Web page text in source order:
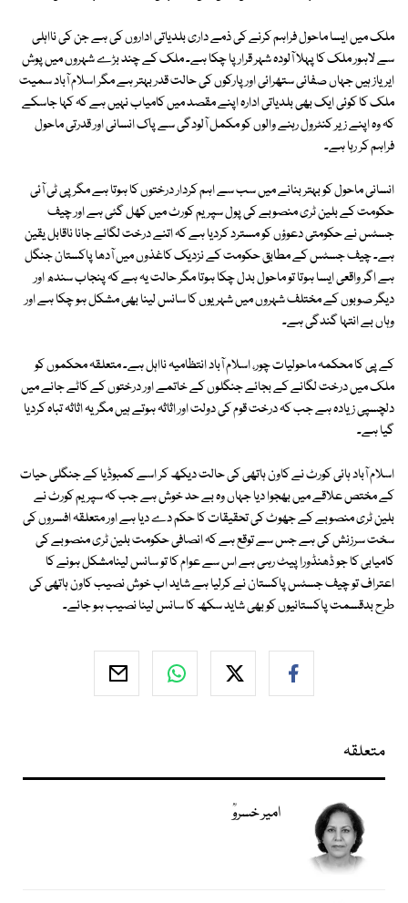
ملک میں ایسا ماحول فراہم کرنے کی ذمے داری بلدیاتی اداروں کی ہے جن کی نااہلی
سے لاہور ملک کا پہلا آلودہ شہر قرار پا چکا ہے۔ ملک کے چند بڑے شہروں میں پوش
ایریاز ہیں جہاں صفائی ستھرائی اور پارکوں کی حالت قدر بہتر ہے مگر اسلام آباد سمیت
ملک کا کوئی ایک بھی بلدیاتی ادارہ اپنے مقصد میں کامیاب نہیں ہے کہ کہا جاسکے
کہ وہ اپنے زیر کنٹرول رہنے والوں کو مکمل آلودگی سے پاک انسانی اور قدرتی ماحول
فراہم کر رہا ہے۔
انسانی ماحول کو بہتر بنانے میں سب سے اہم کردار درختوں کا ہوتا ہے مگر پی ٹی آئی
حکومت کے بلین ٹری منصوبے کی پول سپریم کورٹ میں کھل گئی ہے اور چیف
جسٹس نے حکومتی دعوؤں کو مسترد کردیا ہے کہ اتنے درخت لگائے جانا ناقابل یقین
ہے۔ چیف جسٹس کے مطابق حکومت کے نزدیک کاغذوں میں آدھا پاکستان جنگل
ہے اگر واقعی ایسا ہوتا تو ماحول بدل چکا ہوتا مگر حالت یہ ہے کہ پنجاب سندھ اور
دیگر صوبوں کے مختلف شہروں میں شہریوں کا سانس لینا بھی مشکل ہو چکا ہے اور
وہاں بے انتہا گندگی ہے۔
کے پی کا محکمہ ماحولیات چور، اسلام آباد انتظامیہ نااہل ہے۔ متعلقہ محکموں کو
ملک میں درخت لگانے کے بجائے جنگلوں کے خاتمے اور درختوں کے کاٹے جانے میں
دلچسپی زیادہ ہے جب کہ درخت قوم کی دولت اور اثاثہ ہوتے ہیں مگر یہ اثاثہ تباہ کردیا
گیا ہے۔
اسلام آباد ہائی کورٹ نے کاون ہاتھی کی حالت دیکھ کر اسے کمبوڈیا کے جنگلی حیات
کے مختص علاقے میں بھجوا دیا جہاں وہ بے حد خوش ہے جب کہ سپریم کورٹ نے
بلین ٹری منصوبے کے جھوٹ کی تحقیقات کا حکم دے دیا ہے اور متعلقہ افسروں کی
سخت سرزنش کی ہے جس سے توقع ہے کہ انصافی حکومت بلین ٹری منصوبے کی
کامیابی کا جو ڈھنڈورا پیٹ رہی ہے اس سے عوام کا تو سانس لینامشکل ہونے کا
اعتراف تو چیف جسٹس پاکستان نے کرلیا ہے شاید اب خوش نصیب کاون ہاتھی کی
طرح بدقسمت پاکستانیوں کو بھی شاید سکھ کا سانس لینا نصیب ہو جائے۔
متعلقہ
امیر خسروؒ